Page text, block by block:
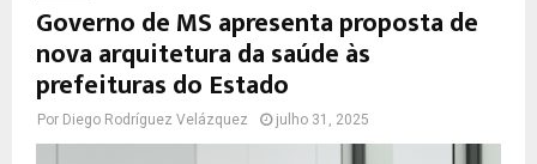
Governo de MS apresenta proposta de
nova arquitetura da saúde às
prefeituras do Estado
Por Diego Rodríguez Velázquez julho 31, 2025